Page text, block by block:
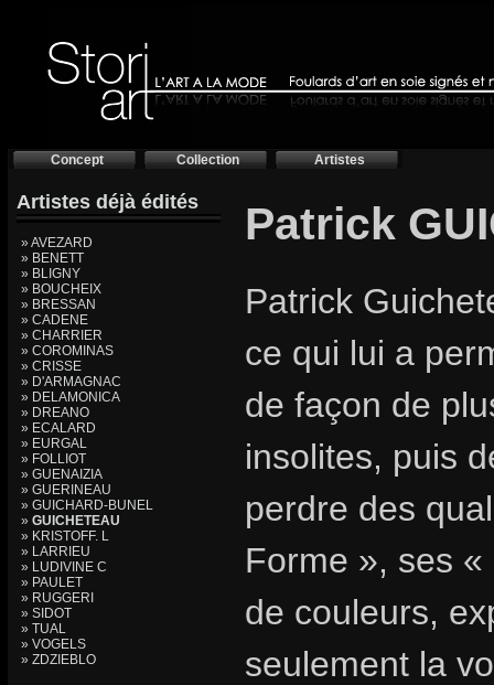
Concept Collection Artistes
Artistes déjà édités
» AVEZARD
» BENETT
» BLIGNY
» BOUCHEIX
» BRESSAN
» CADENE
» CHARRIER
» COROMINAS
» CRISSE
» D'ARMAGNAC
» DELAMONICA
» DREANO
» ECALARD
» EURGAL
» FOLLIOT
» GUENAIZIA
» GUERINEAU
» GUICHARD-BUNEL
» GUICHETEAU
» KRISTOFF. L
» LARRIEU
» LUDIVINE C
» PAULET
» RUGGERI
» SIDOT
» TUAL
» VOGELS
» ZDZIEBLO
Patrick
Patrick
ce qui lui a
de façon de
insolites, puis
perdre des
Forme », ses «
de couleurs,
seulement la